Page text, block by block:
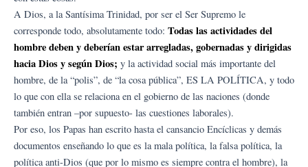
A Dios, a la Santísima Trinidad, por ser el Ser Supremo le
corresponde todo, absolutamente todo: Todas las actividades del
hombre deben y deberían estar arregladas, gobernadas y dirigidas
hacia Dios y según Dios; y la actividad social más importante del
hombre, de la “polis”, de “la cosa pública”, ES LA POLÍTICA, y todo
lo que con ella se relaciona en el gobierno de las naciones (donde
también entran –por supuesto- las cuestiones laborales).
Por eso, los Papas han escrito hasta el cansancio Encíclicas y demás
documentos enseñando lo que es la mala política, la falsa política, la
política anti-Dios (que por lo mismo es siempre contra el hombre), la